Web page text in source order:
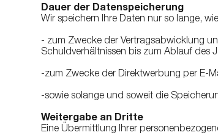
Dauer der Datenspeicherung
Wir speichern Ihre Daten nur so lange,
- zum Zwecke der Vertragsabwicklung
Schuldverhältnissen bis zum Ablauf des
-zum Zwecke der Direktwerbung per E-
-sowie solange und soweit die
Weitergabe an Dritte
Eine Übermittlung Ihrer